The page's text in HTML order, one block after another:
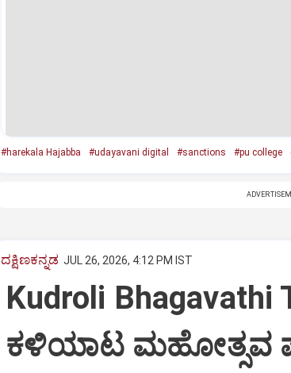
#harekala Hajabba #udayavani digital #sanctions #pu college
ದಕ್ಷಿಣಕನ್ನಡ JUL 26, 2026, 4:12 PM IST
Kudroli Bhagavathi
ಕಳಿಯಾಟ ಮಹೋತ್ಸವ